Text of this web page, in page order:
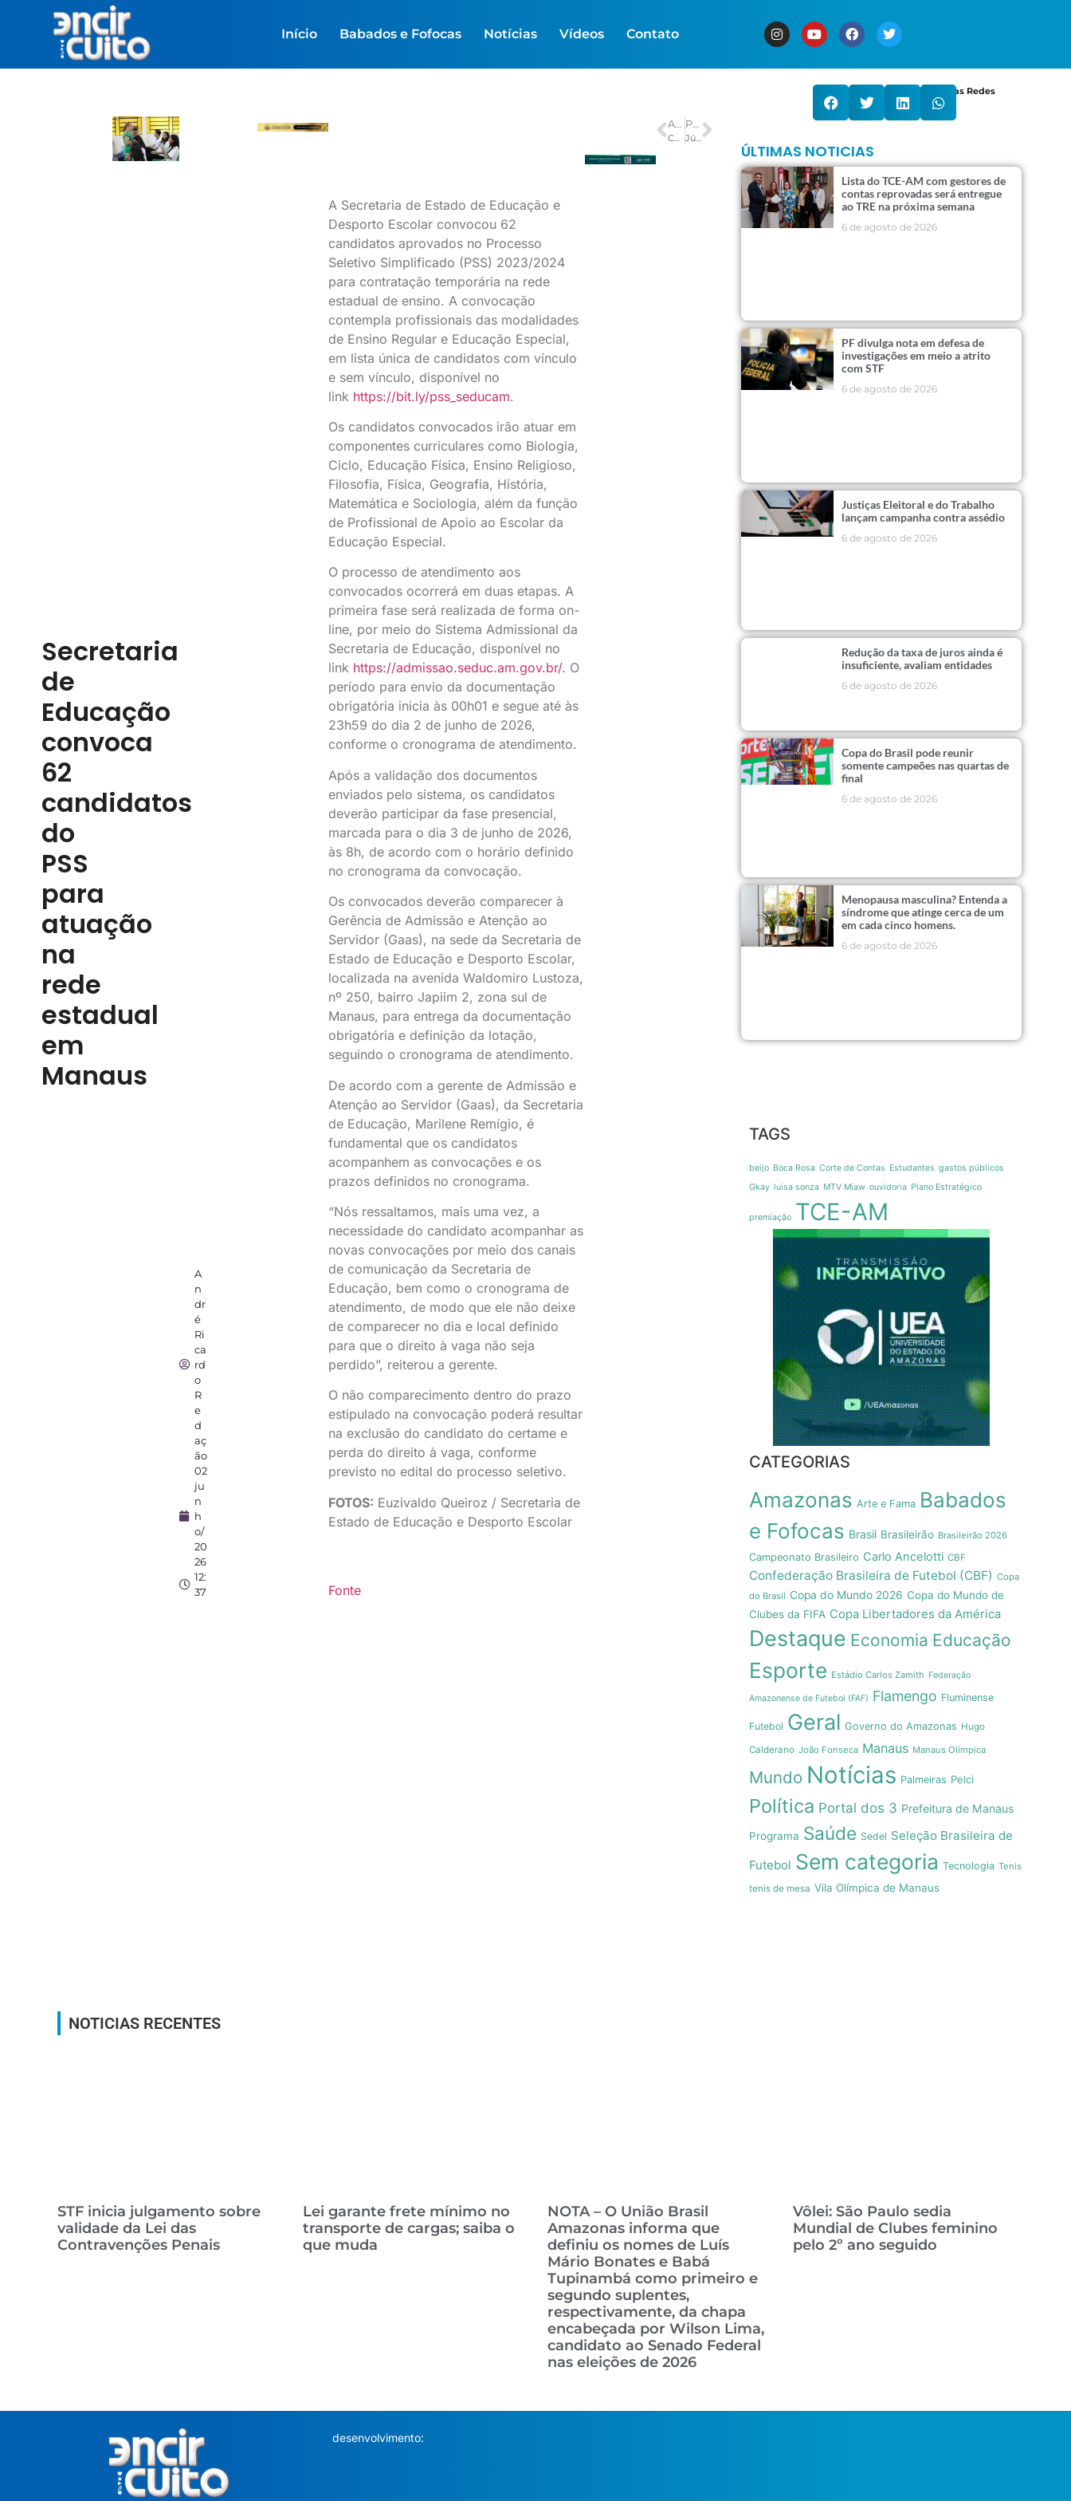
Início Babados e Fofocas Notícias Vídeos Contato
Secretaria
de
Educação
convoca
62
candidatos
do
PSS
para
atuação
na
rede
estadual
em
Manaus
A
n
dr
é
Ri
ca
rd
o
R
e
d
aç
ão
02
ju
n
h
o/
20
26
12:
37
A Secretaria de Estado de Educação e
Desporto Escolar convocou 62
candidatos aprovados no Processo
Seletivo Simplificado (PSS) 2023/2024
para contratação temporária na rede
estadual de ensino. A convocação
contempla profissionais das modalidades
de Ensino Regular e Educação Especial,
em lista única de candidatos com vínculo
e sem vínculo, disponível no
link https://bit.ly/pss_seducam.
Os candidatos convocados irão atuar em
componentes curriculares como Biologia,
Ciclo, Educação Física, Ensino Religioso,
Filosofia, Física, Geografia, História,
Matemática e Sociologia, além da função
de Profissional de Apoio ao Escolar da
Educação Especial.
O processo de atendimento aos
convocados ocorrerá em duas etapas. A
primeira fase será realizada de forma on-
line, por meio do Sistema Admissional da
Secretaria de Educação, disponível no
link https://admissao.seduc.am.gov.br/. O
período para envio da documentação
obrigatória inicia às 00h01 e segue até às
23h59 do dia 2 de junho de 2026,
conforme o cronograma de atendimento.
Após a validação dos documentos
enviados pelo sistema, os candidatos
deverão participar da fase presencial,
marcada para o dia 3 de junho de 2026,
às 8h, de acordo com o horário definido
no cronograma da convocação.
Os convocados deverão comparecer à
Gerência de Admissão e Atenção ao
Servidor (Gaas), na sede da Secretaria de
Estado de Educação e Desporto Escolar,
localizada na avenida Waldomiro Lustoza,
nº 250, bairro Japiim 2, zona sul de
Manaus, para entrega da documentação
obrigatória e definição da lotação,
seguindo o cronograma de atendimento.
De acordo com a gerente de Admissão e
Atenção ao Servidor (Gaas), da Secretaria
de Educação, Marilene Remígio, é
fundamental que os candidatos
acompanhem as convocações e os
prazos definidos no cronograma.
“Nós ressaltamos, mais uma vez, a
necessidade do candidato acompanhar as
novas convocações por meio dos canais
de comunicação da Secretaria de
Educação, bem como o cronograma de
atendimento, de modo que ele não deixe
de comparecer no dia e local definido
para que o direito à vaga não seja
perdido”, reiterou a gerente.
O não comparecimento dentro do prazo
estipulado na convocação poderá resultar
na exclusão do candidato do certame e
perda do direito à vaga, conforme
previsto no edital do processo seletivo.
FOTOS: Euzivaldo Queiroz / Secretaria de
Estado de Educação e Desporto Escolar
Fonte
ANTERIOR
Cancelada a Marcha do Orgulho Trans em São Paulo
PRÓXIMO
Júri do caso Henry Borel entra na reta final; entenda próximos passos
Compartilhe nas Redes
ÚLTIMAS NOTICIAS
Lista do TCE-AM com gestores de
contas reprovadas será entregue
ao TRE na próxima semana
6 de agosto de 2026
PF divulga nota em defesa de
investigações em meio a atrito
com STF
6 de agosto de 2026
Justiças Eleitoral e do Trabalho
lançam campanha contra assédio
6 de agosto de 2026
Redução da taxa de juros ainda é
insuficiente, avaliam entidades
6 de agosto de 2026
Copa do Brasil pode reunir
somente campeões nas quartas de
final
6 de agosto de 2026
Menopausa masculina? Entenda a
síndrome que atinge cerca de um
em cada cinco homens.
6 de agosto de 2026
TAGS
beijo Boca Rosa Corte de Contas Estudantes gastos públicos
Gkay luisa sonza MTV Miaw ouvidoria Plano Estratégico
premiação TCE-AM
CATEGORIAS
Amazonas Arte e Fama Babados
e Fofocas Brasil Brasileirão Brasileirão 2026
Campeonato Brasileiro Carlo Ancelotti CBF
Confederação Brasileira de Futebol (CBF) Copa
do Brasil Copa do Mundo 2026 Copa do Mundo de
Clubes da FIFA Copa Libertadores da América
Destaque Economia Educação
Esporte Estádio Carlos Zamith Federação
Amazonense de Futebol (FAF) Flamengo Fluminense
Futebol Geral Governo do Amazonas Hugo
Calderano João Fonseca Manaus Manaus Olímpica
Mundo Notícias Palmeiras Pelci
Política Portal dos 3 Prefeitura de Manaus
Programa Saúde Sedel Seleção Brasileira de
Futebol Sem categoria Tecnologia Tenis
tenis de mesa Vila Olímpica de Manaus
NOTICIAS RECENTES
STF inicia julgamento sobre
validade da Lei das
Contravenções Penais
Lei garante frete mínimo no
transporte de cargas; saiba o
que muda
NOTA – O União Brasil
Amazonas informa que
definiu os nomes de Luís
Mário Bonates e Babá
Tupinambá como primeiro e
segundo suplentes,
respectivamente, da chapa
encabeçada por Wilson Lima,
candidato ao Senado Federal
nas eleições de 2026
Vôlei: São Paulo sedia
Mundial de Clubes feminino
pelo 2º ano seguido
desenvolvimento: